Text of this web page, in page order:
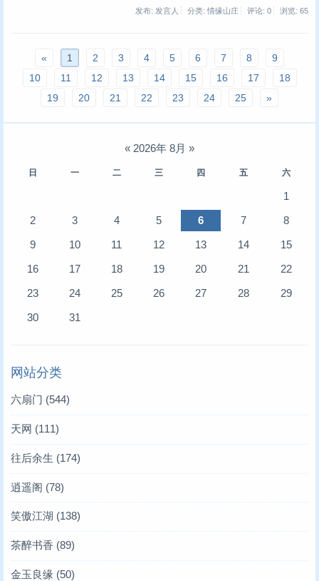
发布: 发言人 分类: 情缘山庄 评论: 0 浏览: 65
« 1 2 3 4 5 6 7 8
9
10
11 12 13 14 15 16 17
18
19
20 21 22 23 24 25 »
« 2026年 8月 »
日 一 二 三 四 五 六
1
2
3 4 5 6 7
8
9
10 11 12 13 14
15
16
17 18 19 20 21
22
23
24 25 26 27 28
29
30
31
网站分类
六扇门 (544)
天网 (111)
往后余生 (174)
逍遥阁 (78)
笑傲江湖 (138)
茶醉书香 (89)
金玉良缘 (50)